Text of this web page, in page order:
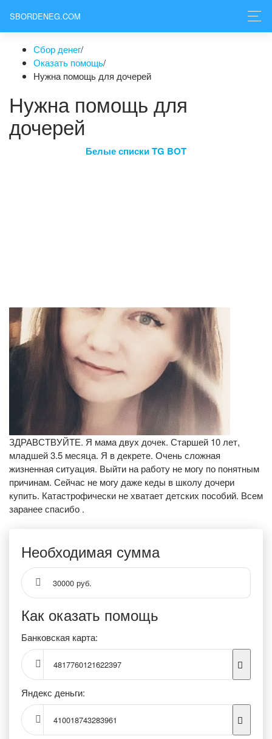
SBORDENEG.COM
Сбор денег/
Оказать помощь/
Нужна помощь для дочерей
Нужна помощь для
дочерей
Белые списки TG BOT
ЗДРАВСТВУЙТЕ. Я мама двух дочек. Старшей 10 лет,
младшей 3.5 месяца. Я в декрете. Очень сложная
жизненная ситуация. Выйти на работу не могу по понятным
причинам. Сейчас не могу даже кеды в школу дочери
купить. Катастрофически не хватает детских пособий. Всем
заранее спасибо .
Необходимая сумма
30000 руб.
Как оказать помощь
Банковская карта:
4817760121622397
Яндекс деньги:
410018743283961